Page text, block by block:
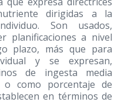
dirigidas a la
Son usados,
planificaciones a nivel
plazo, más que para
y se expresan,
de ingesta media
o como porcentaje de
en términos de